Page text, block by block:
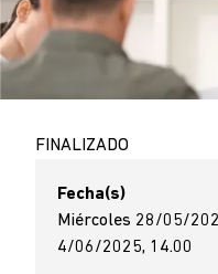
FINALIZADO
Fecha(s)
Miércoles 28/05/
4/06/2025, 14.00